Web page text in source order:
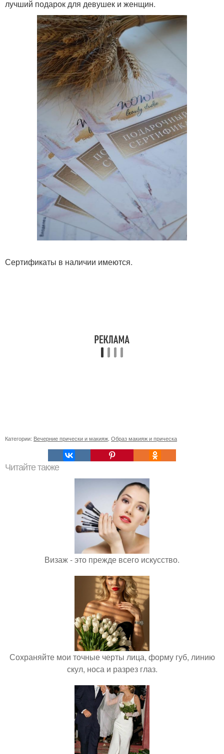
лучший подарок для девушек и женщин.
Сертификаты в наличии имеются.
Категории: Вечерние прически и макияж, Образ макияж и прическа
Читайте также
Визаж - это прежде всего искусство.
Сохраняйте мои точные черты лица, форму губ, линию
скул, носа и разрез глаз.